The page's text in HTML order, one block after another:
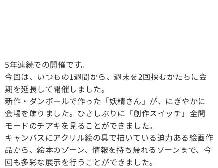
5年連続での開催です。
今回は、いつもの1週間から、週末を2回挟むかたちに会
期を延長して開催しました。
新作・ダンボールで作った「妖精さん」が、にぎやかに
会場を飾りました。ひさしぶりに「創作スイッチ」全開
モードのチアキを見ることができました。
キャンバスにアクリル絵の具で描いている迫力ある絵画作
品から、絵本のゾーン、情報を持ち帰れるゾーンまで、今
回も多彩な展示を行うことができました。